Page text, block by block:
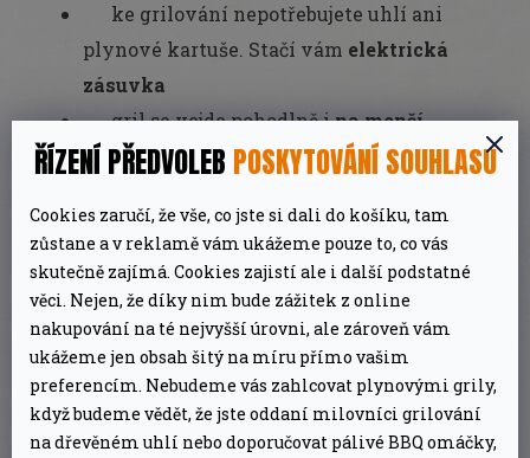
ŘÍZENÍ PŘEDVOLEB POSKYTOVÁNÍ SOUHLASU
Cookies zaručí, že vše, co jste si dali do košíku, tam
zůstane a v reklamě vám ukážeme pouze to, co vás
skutečně zajímá. Cookies zajistí ale i další podstatné
věci. Nejen, že díky nim bude zážitek z online
nakupování na té nejvyšší úrovni, ale zároveň vám
ukážeme jen obsah šitý na míru přímo vašim
preferencím. Nebudeme vás zahlcovat plynovými grily,
když budeme vědět, že jste oddaní milovníci grilování
na dřevěném uhlí nebo doporučovat pálivé BBQ omáčky,
ke grilování nepotřebujete uhlí ani
plynové kartuše. Stačí vám elektrická
zásuvka
gril se vejde pohodlně ina menší
balkony a terasy
cesty
grilovací vana
z odolné hliníkové
slitiny není náročná na čištění
topná spirála je velmi výkonná (2,2 kW)
a rozpálírovnoměrně celou plochu roštu
teplotu si můžete volit podle potřeby
regulátorem na boční straně